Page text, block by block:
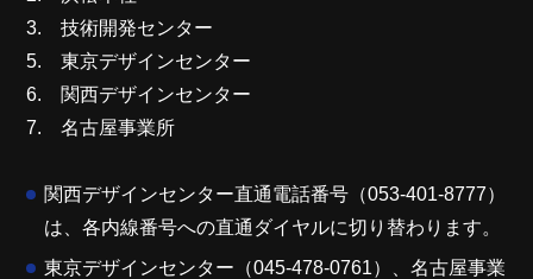
3. 技術開発センター
5. 東京デザインセンター
6. 関西デザインセンター
7. 名古屋事業所
関西デザインセンター直通電話番号（053-401-8777）
は、各内線番号への直通ダイヤルに切り替わります。
東京デザインセンター（045-478-0761）、名古屋事業